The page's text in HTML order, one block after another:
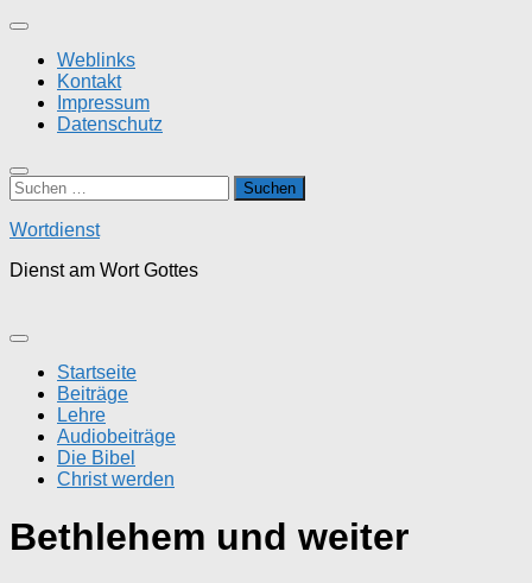
Zum
springenWeblinks
Kontakt
Impressum
Datenschutz
Suchen
nach:
Wortdienst
Dienst am Wort Gottes
Startseite
Beiträge
Lehre
Audiobeiträge
Die Bibel
Christ werden
Bethlehem und weiter